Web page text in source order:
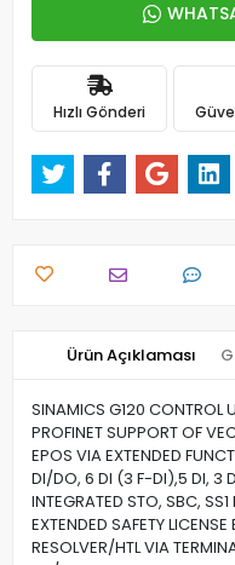
Hızlı Gönderi
Ürün Açıklaması
SINAMICS G120 CONTROL
PROFINET SUPPORT OF
EPOS VIA EXTENDED
DI/DO, 6 DI (3 F-DI),5 DI, 3
INTEGRATED STO, SBC,
EXTENDED SAFETY
RESOLVER/HTL VIA